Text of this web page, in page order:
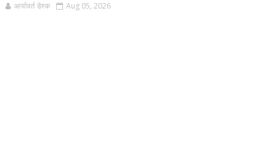
आर्यावर्त डेस्क Aug 05, 2026